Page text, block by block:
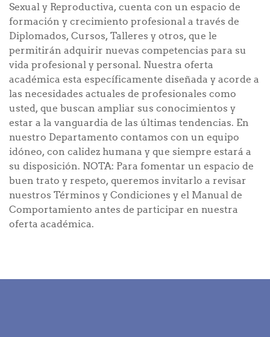
Sexual y Reproductiva, cuenta con un espacio de
formación y crecimiento profesional a través de
Diplomados, Cursos, Talleres y otros, que le
permitirán adquirir nuevas competencias para su
vida profesional y personal. Nuestra oferta
académica esta específicamente diseñada y acorde a
las necesidades actuales de profesionales como
usted, que buscan ampliar sus conocimientos y
estar a la vanguardia de las últimas tendencias. En
nuestro Departamento contamos con un equipo
idóneo, con calidez humana y que siempre estará a
su disposición. NOTA: Para fomentar un espacio de
buen trato y respeto, queremos invitarlo a revisar
nuestros Términos y Condiciones y el Manual de
Comportamiento antes de participar en nuestra
oferta académica.